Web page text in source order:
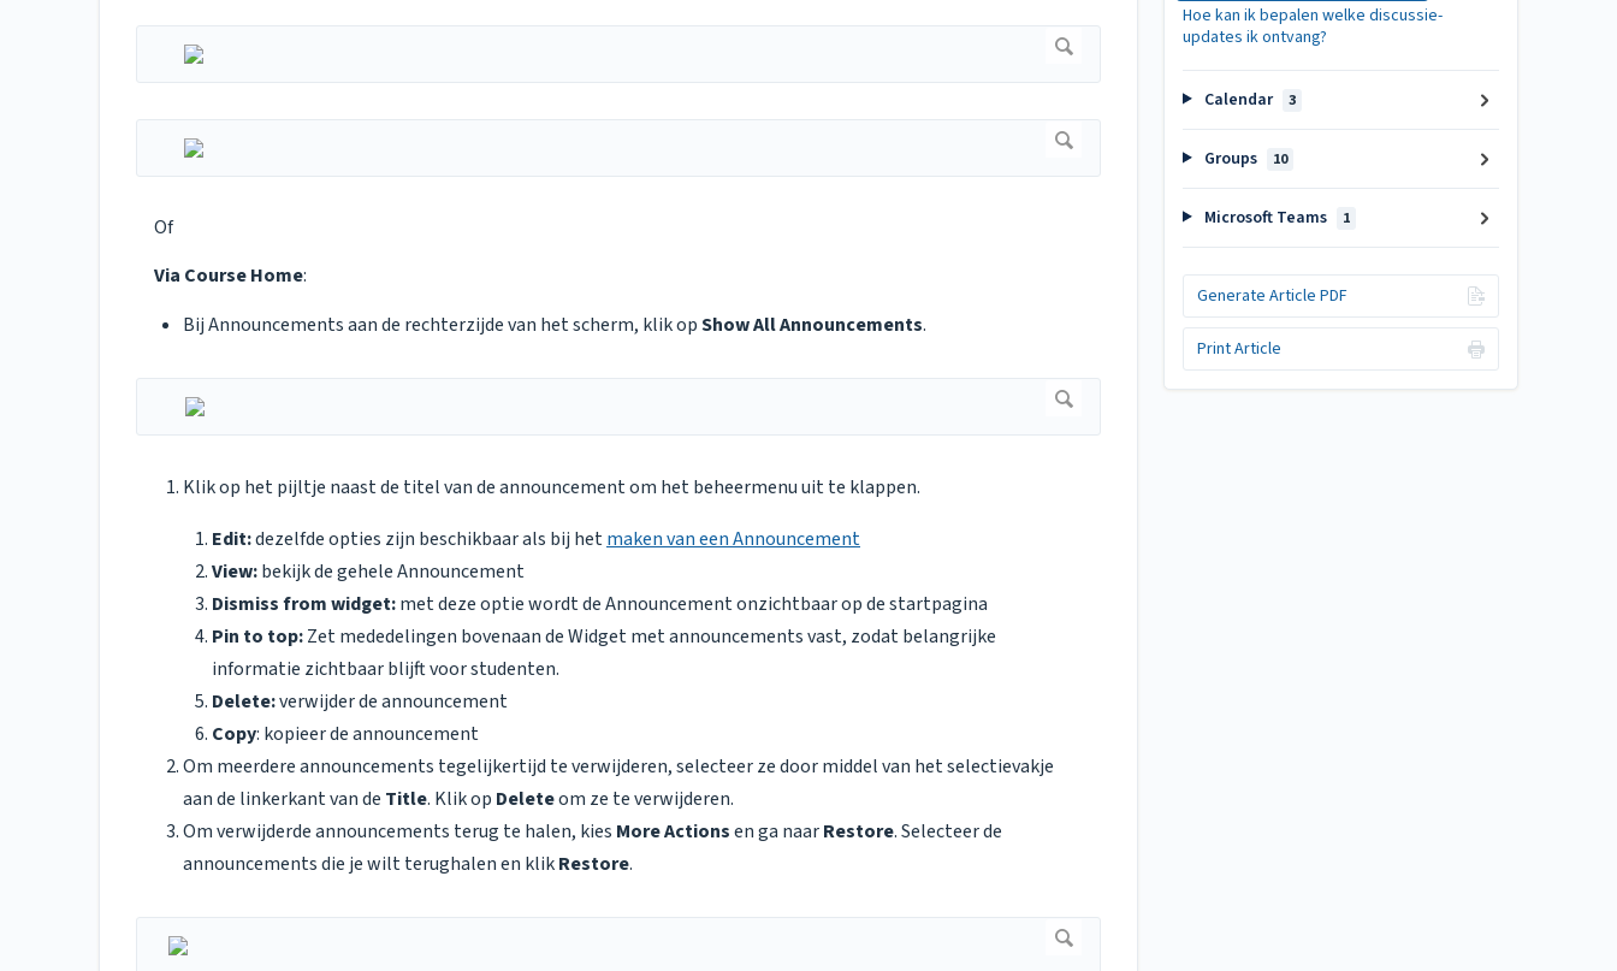
Of
Via Course Home:
Bij Announcements aan de rechterzijde van het scherm, klik opShow All Announcements.
Klik op het pijltje naast de titel van de announcement om het beheermenu uit te klappen.
Edit:dezelfde opties zijn beschikbaar als bij hetmaken van een Announcement
View:bekijk de gehele Announcement
Dismiss from widget:met deze optie wordt de Announcement onzichtbaar op de startpagina
Pin to top:Zet mededelingen bovenaan de Widget met announcements vast, zodat belangrijke
informatie zichtbaar blijft voor studenten.
Delete:verwijder de announcement
Copy: kopieer de announcement
Om meerdere announcements tegelijkertijd te verwijderen, selecteer ze door middel van het selectievakje
aan de linkerkant van de Title. Klik op Deleteom ze te verwijderen.
Om verwijderde announcements terug te halen, kies More Actionsen ga naarRestore. Selecteer de
announcements die je wilt terughalen en klikRestore.
Hoe kan ik bepalen welke discussie-
updates ik ontvang?
Calendar 3
Groups 10
Microsoft Teams 1
Generate Article PDF
Print Article